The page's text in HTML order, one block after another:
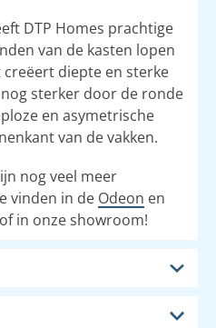
DTP Homes prachtige
van de kasten lopen
diepte en sterke
sterker door de ronde
en asymetrische
van de vakken.
nog veel meer
vinden in de Odeon en
in onze showroom!